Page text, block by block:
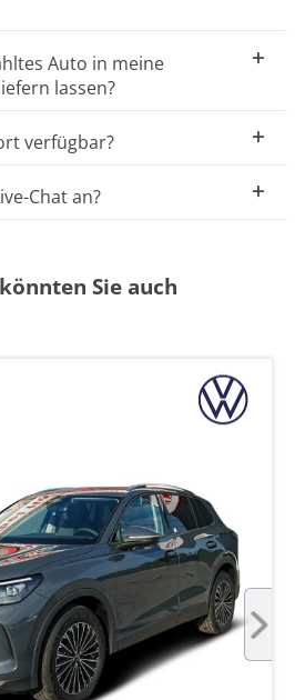
Auto in meine
lassen?
verfügbar?
Chat an?
Sie auch